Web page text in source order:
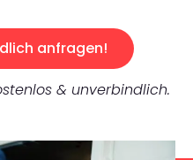
anfragen!
& unverbindlich.